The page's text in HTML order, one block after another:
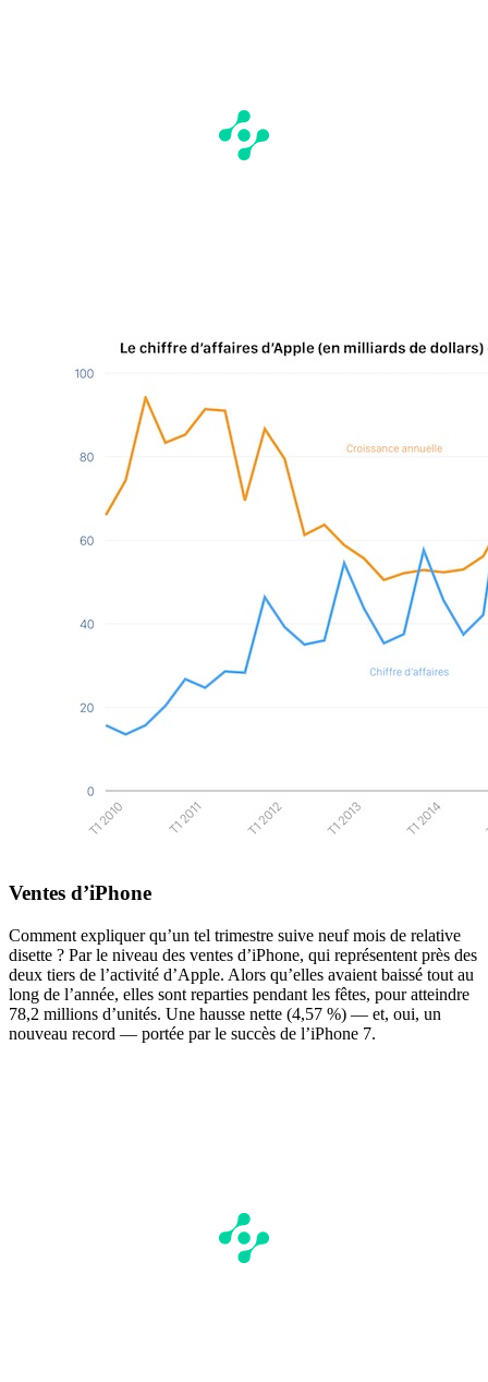
Ventes d’iPhone
Comment expliquer qu’un tel trimestre suive neuf mois de relative
disette ? Par le niveau des ventes d’iPhone, qui représentent près des
deux tiers de l’activité d’Apple. Alors qu’elles avaient baissé tout au
long de l’année, elles sont reparties pendant les fêtes, pour atteindre
78,2 millions d’unités. Une hausse nette (4,57 %) — et, oui, un
nouveau record — portée par le succès de l’iPhone 7.